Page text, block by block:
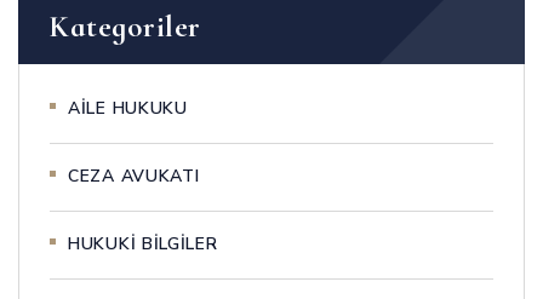
Kategoriler
AİLE HUKUKU
CEZA AVUKATI
HUKUKİ BİLGİLER